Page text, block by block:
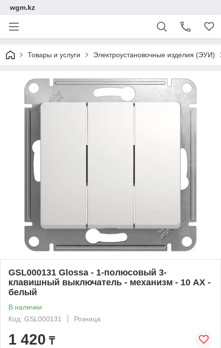
wgm.kz
Товары и услуги Электроустановочные изделия (ЭУИ)
GSL000131 Glossa - 1-полюсовый 3-
клавишный выключатель - механизм - 10 AX -
белый
В наличии
Код: GSL000131
Розница
1 420 ₸